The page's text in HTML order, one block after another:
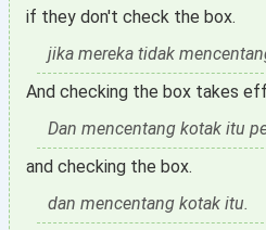
if they don't check the box.
jika mereka tidak
And checking the box takes
Dan mencentang kotak itu
and checking the box.
dan mencentang kotak itu.